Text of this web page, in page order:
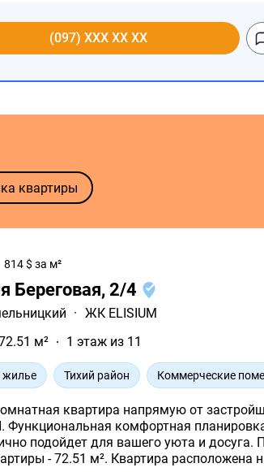
(097) XXX XX XX
квартиры
814 $ за м²
Береговая, 2/4
· ЖК ELISIUM
м² 1 этаж из 11
жилье Тихий район Коммерческие
квартира напрямую от
комфортная
подойдет для вашего уюта и досуга. Площадь 2-
- 72.51 м². Квартира расположена